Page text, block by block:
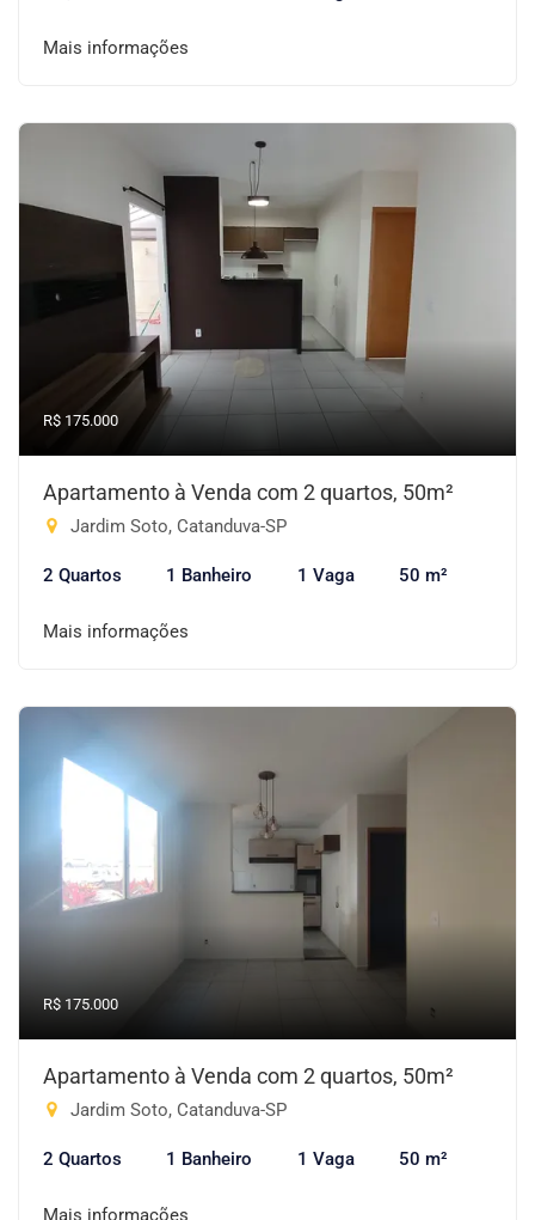
Mais informações
R$ 175.000
Apartamento à Venda com 2 quartos, 50m²
Jardim Soto, Catanduva-SP
2 Quartos 1 Banheiro 1 Vaga 50 m²
Mais informações
R$ 175.000
Apartamento à Venda com 2 quartos, 50m²
Jardim Soto, Catanduva-SP
2 Quartos 1 Banheiro 1 Vaga 50 m²
Mais informações